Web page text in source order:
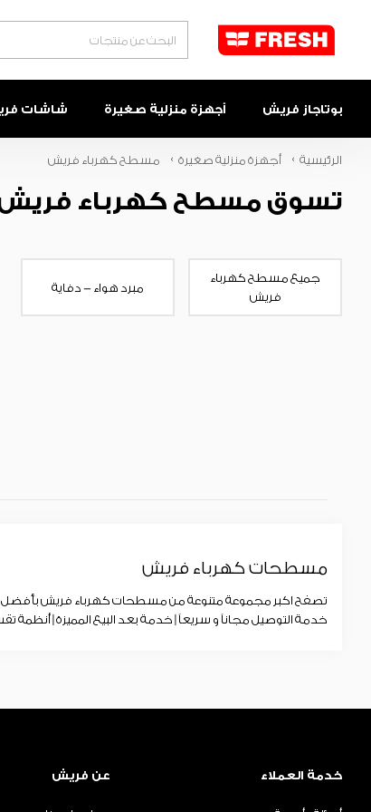
بوتاجاز فريش أجهزة منزلية صغيرة شاشات
الرئيسية أجهزة منزلية صغيرة مسطح كهرباء فريش
تسوق مسطح كهرباء
جميع مسطح كهرباء
فريش
مبرد هواء - دفاية
مسطحات كهرباء فريش
تصفح اكبر مجموعة متنوعة من مسطحات كهرباء فريش
خدمة التوصيل مجاناً و سريعاً | خدمة بعد البيع المميزة | أنظمة
خدمة العملاء عن فريش